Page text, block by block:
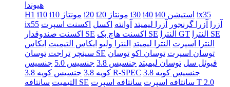
هیوندا
H1 i10 i10 مونتاژ i20 i20 مونتاژ i30 i40 i40 استیشن ix35
ix55
آزرا آزرا گرنجور آزرا لیمیتد آوانته اکسل اکسنت اسپرت
اکسنت صندوقدار SE
اکسنت هاچ بک SE النترا GT
النترا SE
النترا اسپرت النترا لیمیتد النترا ولیو ایکاس التیمیت ایکاس
سینچر تراجت توسان SE توسان اسپرت توسان اکو توسان
فیوئل سل توسان لیمیتد جنسیس 3.8 جنسیس 5.0
جنسیس
کوپه 3.8 جنسیس کوپه 3.8 R-SPEC جنسیس کوپه 3.8
التیمیت سانتافه SE سانتافه اسپرت سانتافه اسپرت T 2.0